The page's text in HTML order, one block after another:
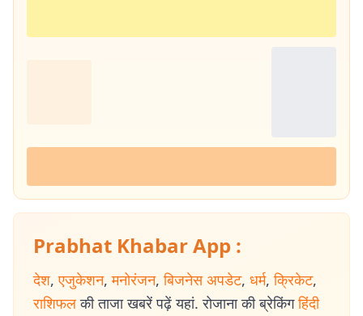
Prabhat Khabar App :
देश, एजुकेशन, मनोरंजन, बिजनेस अपडेट, धर्म, क्रिकेट,
राशिफल की ताजा खबरें पढ़ें यहां. रोजाना की ब्रेकिंग हिंदी